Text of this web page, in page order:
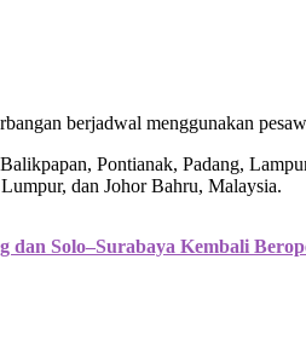
berjadwal menggunakan
Pontianak, Padang,
dan Johor Bahru, Malaysia.
dan Solo–Surabaya Kembali